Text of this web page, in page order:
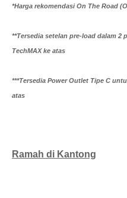
*Harga rekomendasi On The Road
**Tersedia setelan pre-load dalam 2
TechMAX ke atas
***Tersedia Power Outlet Tipe C
atas
Ramah di Kantong